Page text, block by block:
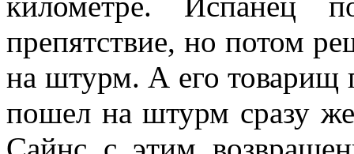
препятствие, но потом
на штурм. А его товарищ
пошел на штурм сразу